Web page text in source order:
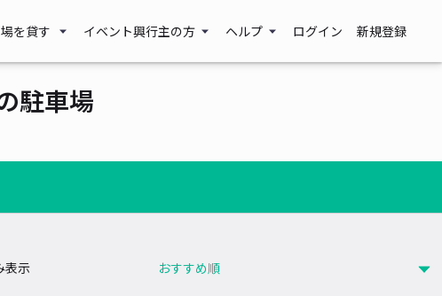
を貸す イベント興行主の方 ヘルプ ログイン 新規登録
駐車場
表示